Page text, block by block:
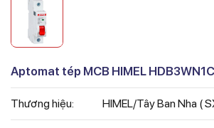
Aptomat tép MCB HIMEL
Thương hiệu: HIMEL/Tây Ban Nha (